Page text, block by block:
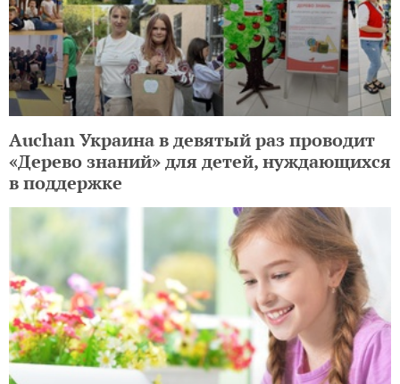
Auchan Украина в девятый раз проводит
«Дерево знаний» для детей, нуждающихся
в поддержке